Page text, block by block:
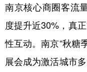
南京核心商圈客流
度提升近30%，真
性互动。南京“秋糖
展会成为激活城市